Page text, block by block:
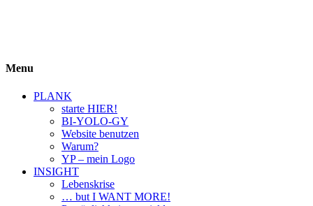
Menu
PLANK
starte HIER!
BI-YOLO-GY
Website benutzen
Warum?
YP – mein Logo
INSIGHT
Lebenskrise
… but I WANT MORE!